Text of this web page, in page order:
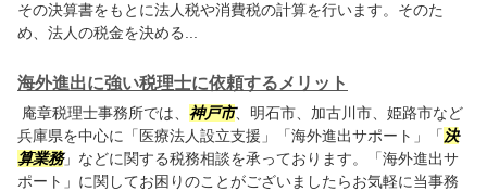
その決算書をもとに法人税や消費税の計算を行います。そのた
め、法人の税金を決める...
海外進出に強い税理士に依頼するメリット
庵章税理士事務所では、 神戸市、明石市、加古川市、姫路市など
兵庫県を中心に「医療法人設立支援」「海外進出サポート」「 決
算業務」などに関する税務相談を承っております。「海外進出サ
ポート」に関してお困りのことがございましたらお気軽に当事務